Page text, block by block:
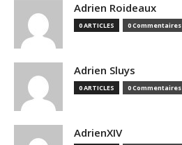
Adrien Roideaux
0 ARTICLES 0 Commentaires
Adrien Sluys
0 ARTICLES 0 Commentaires
AdrienXIV